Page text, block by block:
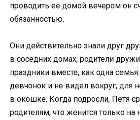
проводить ее домой вечером он
обязанностью.
Они действительно знали друг
в соседних домах, родители
праздники вместе, как одна
девчонок и не видел вокруг, для
в окошке. Когда подросли, Петя
родителям, что женится только на